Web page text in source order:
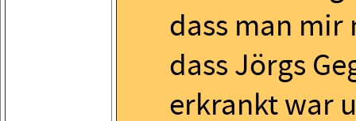
dass man
dass Jörgs
erkrankt war